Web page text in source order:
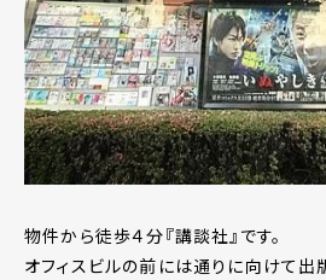
物件から徒歩４分『講談社』です。
オフィスビルの前には通りに向けて